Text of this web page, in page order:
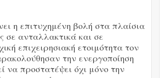
η επιτυχημένη βολή στα πλαίσια
ανταλλακτικά και σε
επιχειρησιακή ετοιμότητα τον
την ενεργοποίηση
να προστατέψει όχι μόνο την